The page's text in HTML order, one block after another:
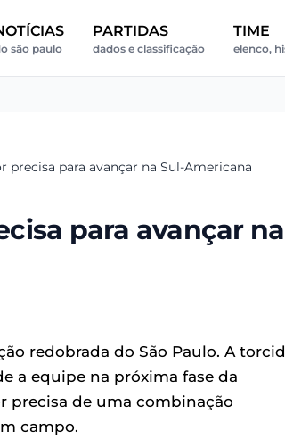
são paulo
PARTIDAS
dados e classificação
TIME
elenco,
precisa para avançar na Sul-Americana
para avançar na
redobrada do São Paulo. A
a equipe na próxima fase da
precisa de uma combinação
campo.